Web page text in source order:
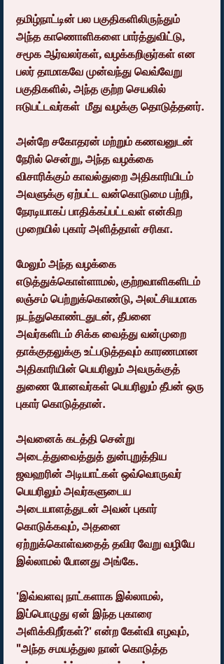
தமிழ்நாட்டின் பல பகுதிகளிலிருந்தும்
அந்த காணொளிகளை பார்த்துவிட்டு,
சமூக ஆர்வலர்கள், வழக்கறிஞர்கள் என
பலர் தாமாகவே முன்வந்து வெவ்வேறு
பகுதிகளில், அந்த குற்ற செயலில்
ஈடுபட்டவர்கள்  மீது வழக்கு தொடுத்தனர்.
அன்றே சகோதரன் மற்றும் கணவனுடன்
நேரில் சென்று, அந்த வழக்கை
விசாரிக்கும் காவல்துறை அதிகாரியிடம்
அவளுக்கு ஏற்பட்ட வன்கொடுமை பற்றி,
நேரடியாகப் பாதிக்கப்பட்டவள் என்கிற
முறையில் புகார் அளித்தாள் சரிகா.
மேலும் அந்த வழக்கை
எடுத்துக்கொள்ளாமல், குற்றவாளிகளிடம்
லஞ்சம் பெற்றுக்கொண்டு, அலட்சியமாக
நடந்துகொண்டதுடன், தீபனை
அவர்களிடம் சிக்க வைத்து வன்முறை
தாக்குதலுக்கு உட்படுத்தவும் காரணமான
அதிகாரியின் பெயரிலும் அவருக்குத்
துணை போனவர்கள் பெயரிலும் தீபன் ஒரு
புகார் கொடுத்தான்.
அவனைக் கடத்தி சென்று
அடைத்துவைத்துத் துன்புறுத்திய
ஜவஹரின் அடியாட்கள் ஒவ்வொருவர்
பெயரிலும் அவர்களுடைய
அடையாளத்துடன் அவன் புகார்
கொடுக்கவும், அதனை
ஏற்றுக்கொள்வதைத் தவிர வேறு வழியே
இல்லாமல் போனது அங்கே.
'இவ்வளவு நாட்களாக இல்லாமல்,
இப்பொழுது ஏன் இந்த புகாரை
அளிக்கிறீர்கள்?' என்ற கேள்வி எழவும்,
"அந்த சமயத்துல நான் கொடுத்த